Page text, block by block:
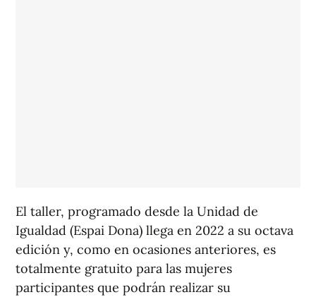
El taller, programado desde la Unidad de
Igualdad (Espai Dona) llega en 2022 a su octava
edición y, como en ocasiones anteriores, es
totalmente gratuito para las mujeres
participantes que podrán realizar su